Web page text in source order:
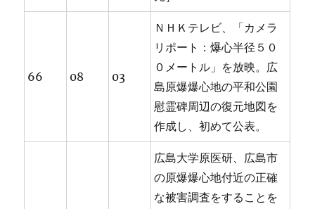
66 08 03
ＮＨＫテレビ、「カメラ
リポート：爆心半径５０
０メートル」を放映。広
島原爆爆心地の平和公園
慰霊碑周辺の復元地図を
作成し、初めて公表。
広島大学原医研、広島市
の原爆爆心地付近の正確
な被害調査をすることを